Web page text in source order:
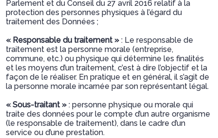
Parlement et du Conseil du 27 avril 2016 relatif à la
protection des personnes physiques à l’égard du
traitement des Données ;
« Responsable du traitement » : Le responsable de
traitement est la personne morale (entreprise,
commune, etc.) ou physique qui détermine les finalités
et les moyens d’un traitement, c’est à dire l’objectif et la
façon de le réaliser. En pratique et en général, il s’agit de
la personne morale incarnée par son représentant légal.
« Sous-traitant » : personne physique ou morale qui
traite des données pour le compte d’un autre organisme
(le responsable de traitement), dans le cadre d’un
service ou d’une prestation.